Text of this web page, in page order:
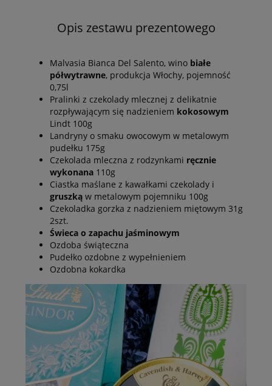
Opis zestawu prezentowego
Malvasia Bianca Del Salento, wino białe
półwytrawne, produkcja Włochy, pojemność
0,75l
Pralinki z czekolady mlecznej z delikatnie
rozpływającym się nadzieniem kokosowym
Lindt 100g
Landryny o smaku owocowym w metalowym
pudełku 175g
Czekolada mleczna z rodzynkami ręcznie
wykonana 110g
Ciastka maślane z kawałkami czekolady i
gruszką w metalowym pojemniku 100g
Czekoladka gorzka z nadzieniem miętowym 31g
2szt.
Świeca o zapachu jaśminowym
Ozdoba świąteczna
Pudełko ozdobne z wypełnieniem
Ozdobna kokardka